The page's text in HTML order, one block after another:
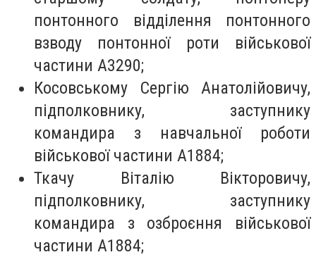
понтонного відділення понтонного
взводу понтонної роти військової
частини А3290;
Косовському Сергію Анатолійовичу,
підполковнику, заступнику
командира з навчальної роботи
військової частини А1884;
Ткачу Віталію Вікторовичу,
підполковнику, заступнику
командира з озброєння військової
частини А1884;